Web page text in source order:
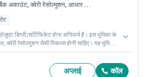
क्वेरी रेसोल्युशन, आधार कार्ड, PAN कार्ड
डिग्री/सर्टिफिकेट होना अनिवार्य है। इस भूमिका के
रेसोल्युशन जैसी स्किल्स होनी चाहिए। यह भूमिका
के लिए खुली है, मासिक वेतन ₹45000 रहेगा। इस पद के
अप्लाई कॉल